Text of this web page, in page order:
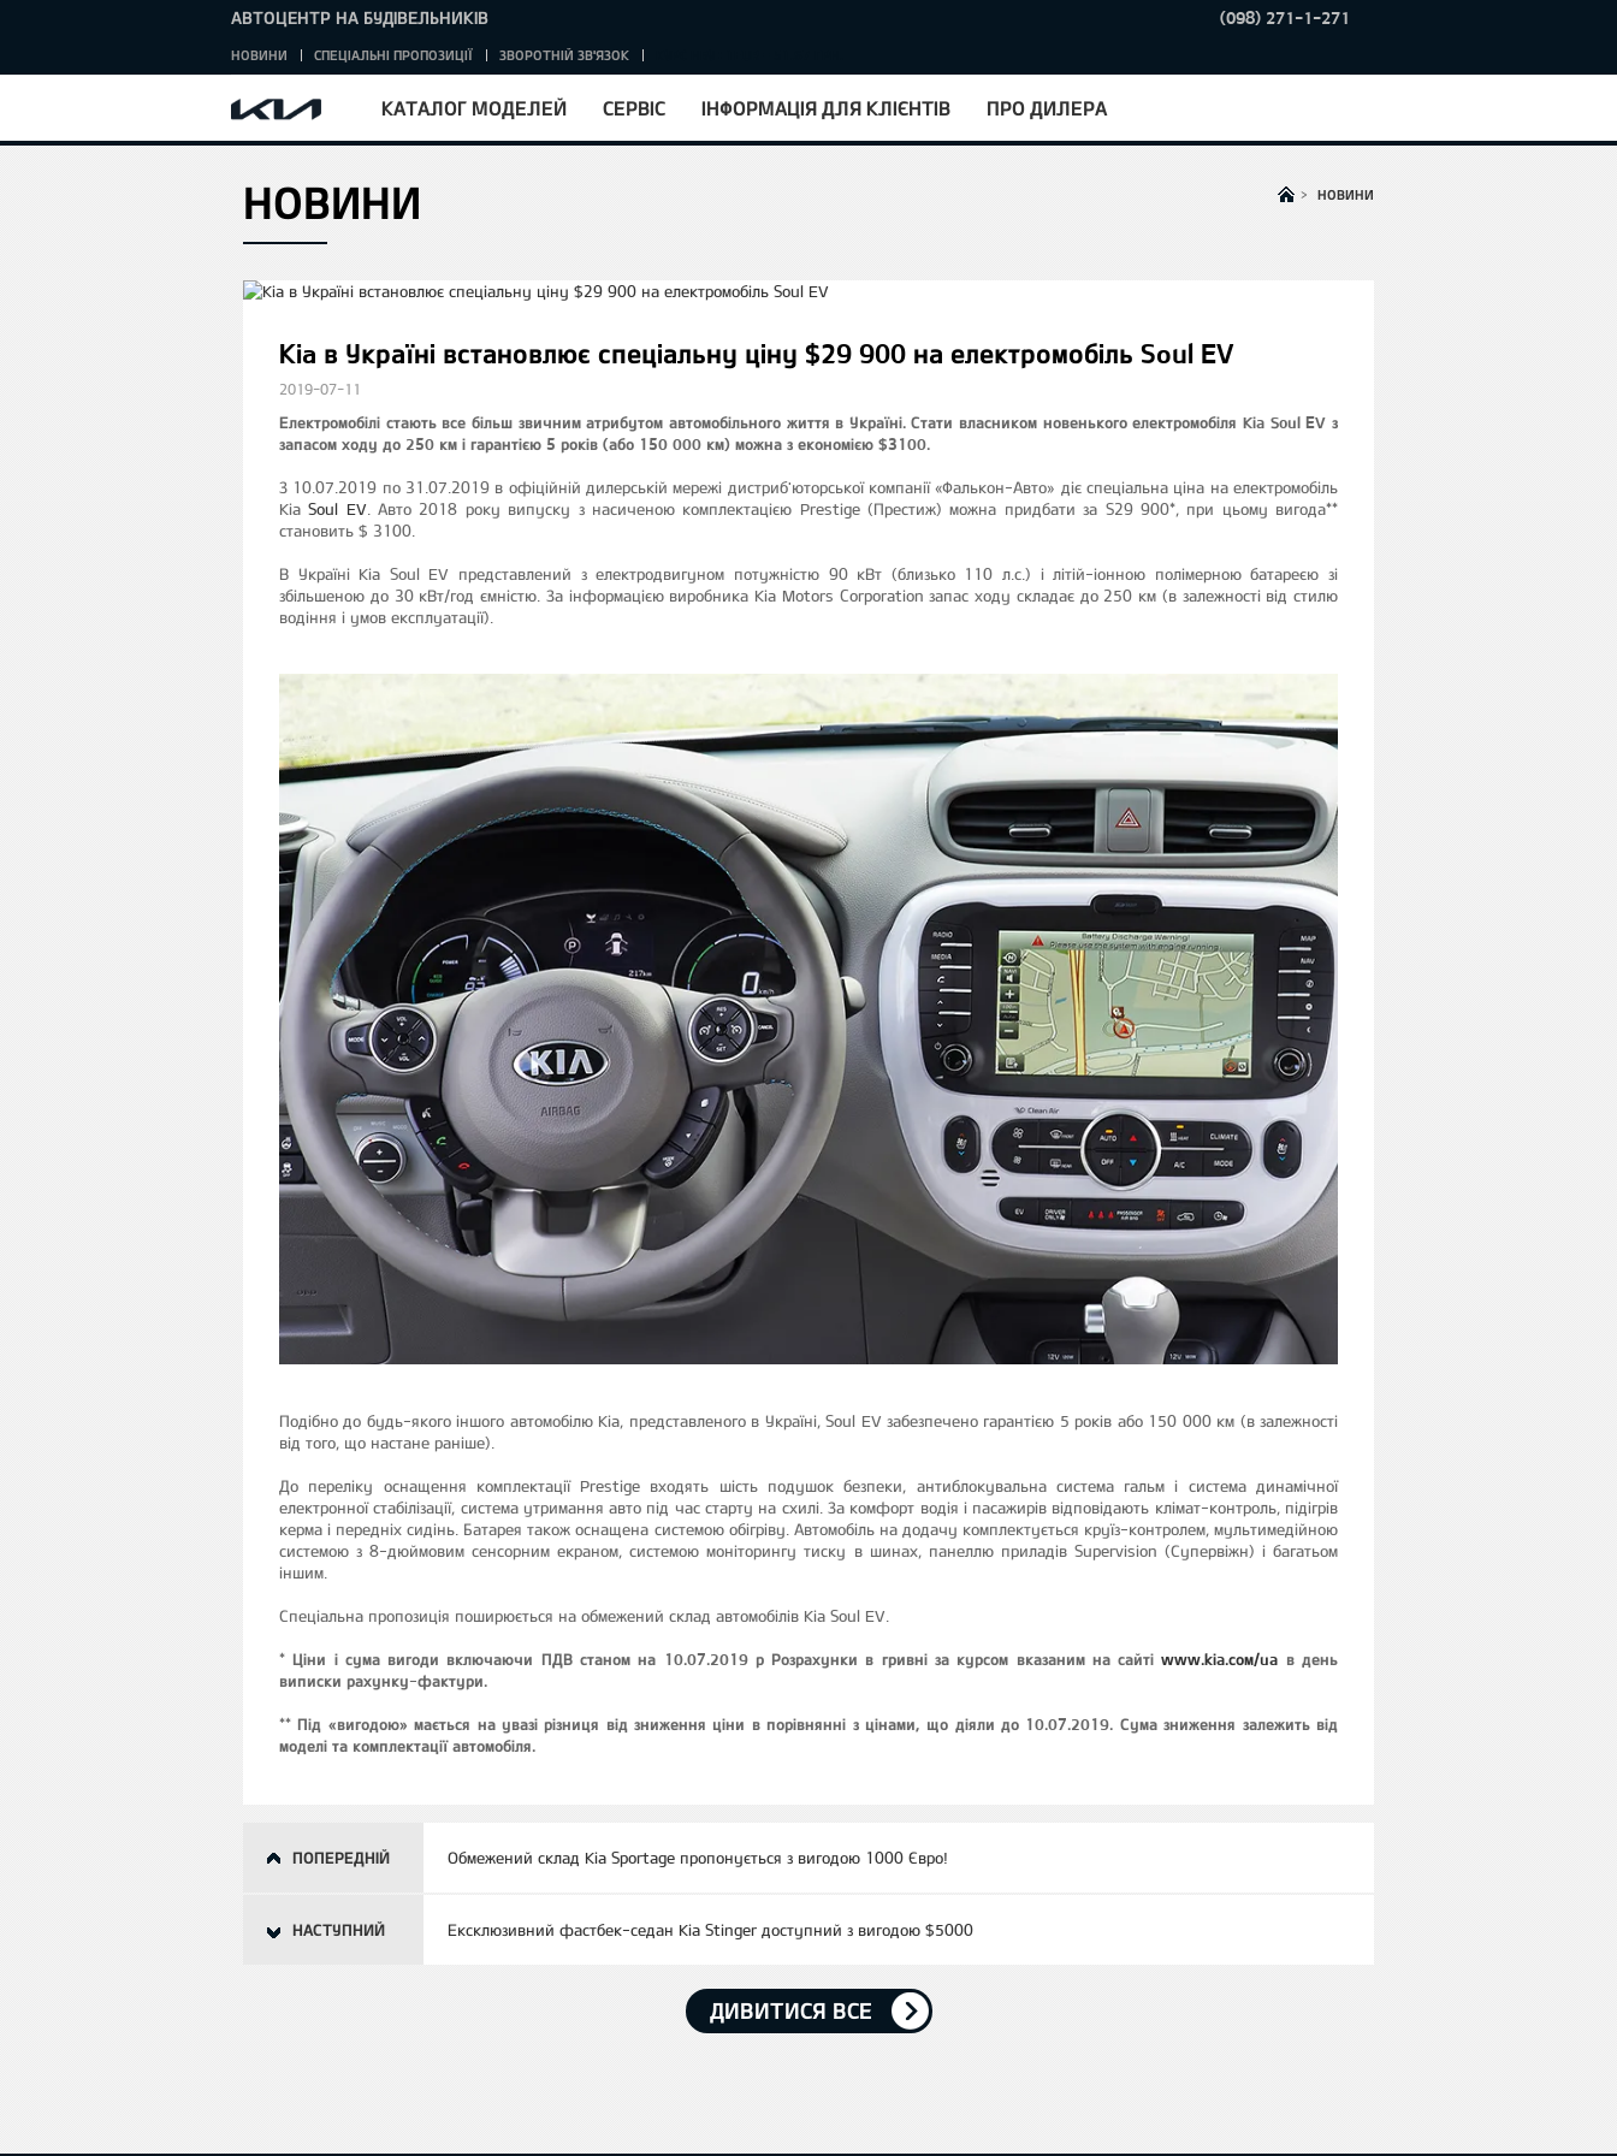
КАТАЛОГ МОДЕЛЕЙ СЕРВІС ІНФОРМАЦІЯ ДЛЯ КЛІЄНТІВ ПРО ДИЛЕРА
АВТОЦЕНТР НА БУДІВЕЛЬНИКІВ (098) 271-1-271
НОВИНИ СПЕЦІАЛЬНІ ПРОПОЗИЦІЇ ЗВОРОТНІЙ ЗВ'ЯЗОК
> НОВИНИ
НОВИНИ
Kia в Україні встановлює спеціальну ціну $29 900 на електромобіль Soul EV
2019-07-11
Електромобілі стають все більш звичним атрибутом автомобільного життя в Україні. Стати власником новенького електромобіля Kia Soul EV з
запасом ходу до 250 км і гарантією 5 років (або 150 000 км) можна з економією $3100.
З 10.07.2019 по 31.07.2019 в офіційній дилерській мережі дистриб'юторської компанії «Фалькон-Авто» діє спеціальна ціна на електромобіль
KiaSoul EV. Авто 2018 року випуску з насиченою комплектацією Prestige (Престиж) можна придбати за S29 900*, при цьому вигода**
становить $ 3100.
В Україні Kia Soul EV представлений з електродвигуном потужністю 90 кВт (близько 110 л.с.) і літій-іонною полімерною батареєю зі
збільшеною до 30 кВт/год ємністю. За інформацією виробника Kia Motors Corporation запас ходу складає до 250 км (в залежності від стилю
водіння і умов експлуатації).
Подібно до будь-якого іншого автомобілю Kia, представленого в Україні, Soul EV забезпечено гарантією 5 років або 150 000 км (в залежності
від того, що настане раніше).
До переліку оснащення комплектації Prestige входять шість подушок безпеки, антиблокувальна система гальм і система динамічної
електронної стабілізації, система утримання авто під час старту на схилі. За комфорт водія і пасажирів відповідають клімат-контроль, підігрів
керма і передніх сидінь. Батарея також оснащена системою обігріву. Автомобіль на додачу комплектується круїз-контролем, мультимедійною
системою з 8-дюймовим сенсорним екраном, системою моніторингу тиску в шинах, панеллю приладів Supervision (Супервіжн) і багатьом
іншим.
Спеціальна пропозиція поширюється на обмежений склад автомобілів Kia Soul EV.
*Ціни і сума вигоди включаючи ПДВ станом на 10.07.2019 р Розрахунки в гривні за курсом вказаним на сайтіwww.kia.сом/ua в день
виписки рахунку-фактури.
** Під «вигодою» мається на увазі різниця від зниження ціни в порівнянні з цінами, що діяли до 10.07.2019. Сума зниження залежить від
моделі та комплектації автомобіля.
ПОПЕРЕДНІЙ Обмежений склад Kia Sportage пропонується з вигодою 1000 Євро!
НАСТУПНИЙ Ексклюзивний фастбек-седан Kia Stinger доступний з вигодою $5000
ДИВИТИСЯ ВСЕ